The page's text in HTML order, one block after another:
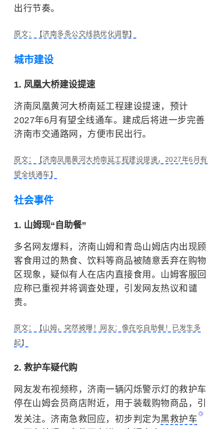
出行节奏。
原文：【济南多条公交线路优化调整】
城市建设
1. 凤凰大桥建设提速
济南凤凰黄河大桥南延工程建设提速，预计
2027年6月有望全线通车。建成后将进一步完善
济南市交通路网，方便市民出行。
原文：【济南凤凰黄河大桥南延工程建设提速，2027年6月有
望全线通车】
社会事件
1. 山姆现“自助餐”
多名网友爆料，济南山姆和青岛山姆店内出现顾
客食用过的熟食、饮料等商品被随意丢弃在购物
区现象，疑似有人在店内直接食用。山姆客服回
应称已重视并将调查处理，引发网友热议和谴
责。
原文：【山姆，突然被曝！网友：像在吃自助餐！已发生多
起】
2. 救护车疑代购
网友发布视频称，济南一辆闪烁警示灯的救护车
停在山姆会员商店附近，用于装载购物商品，引
发关注。济南急救回应，初步判定为黑救护车